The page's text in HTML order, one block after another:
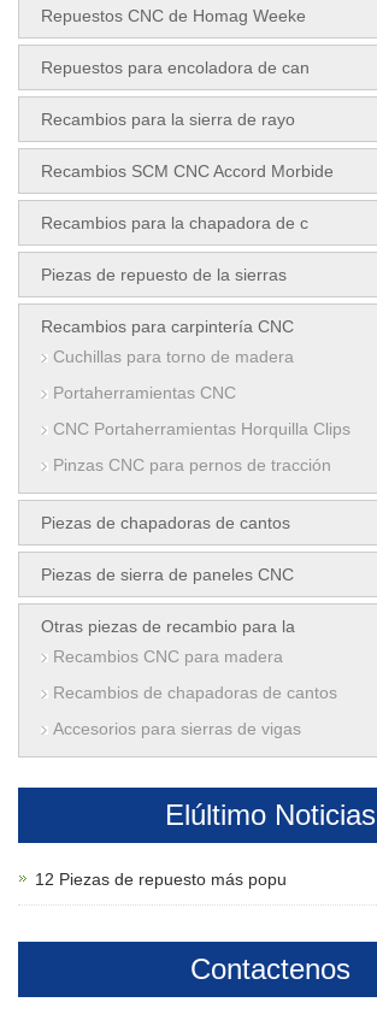
Repuestos CNC de Homag Weeke
Repuestos para encoladora de can
Recambios para la sierra de rayo
Recambios SCM CNC Accord Morbide
Recambios para la chapadora de c
Piezas de repuesto de la sierras
Recambios para carpintería CNC
Cuchillas para torno de madera
Portaherramientas CNC
CNC Portaherramientas Horquilla Clips
Pinzas CNC para pernos de tracción
Piezas de chapadoras de cantos
Piezas de sierra de paneles CNC
Otras piezas de recambio para la
Recambios CNC para madera
Recambios de chapadoras de cantos
Accesorios para sierras de vigas
Elúltimo Noticias
12 Piezas de repuesto más popu
Contactenos